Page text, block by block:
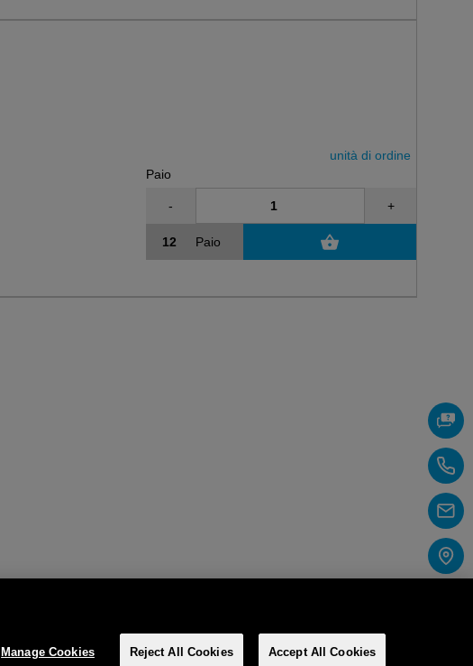
unità di ordine
Paio
- +
Paio
Manage Cookies Reject All Cookies Accept All Cookies